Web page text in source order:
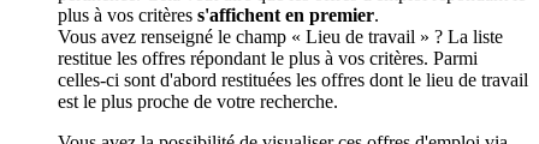
plus à vos critères s'affichent en premier.
Vous avez renseigné le champ « Lieu de travail » ? La liste
restitue les offres répondant le plus à vos critères. Parmi
celles-ci sont d'abord restituées les offres dont le lieu de travail
est le plus proche de votre recherche.